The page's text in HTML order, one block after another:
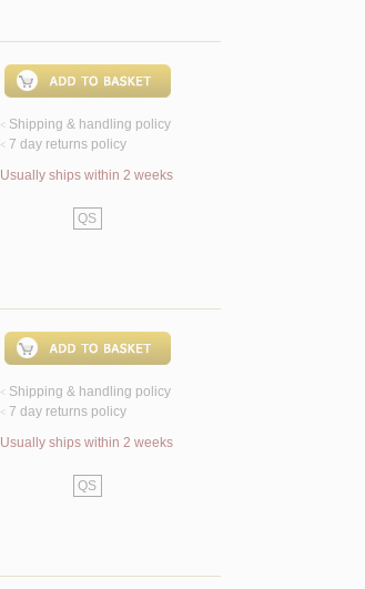
< Shipping & handling policy
< 7 day returns policy
Usually ships within 2 weeks
QS
< Shipping & handling policy
< 7 day returns policy
Usually ships within 2 weeks
QS